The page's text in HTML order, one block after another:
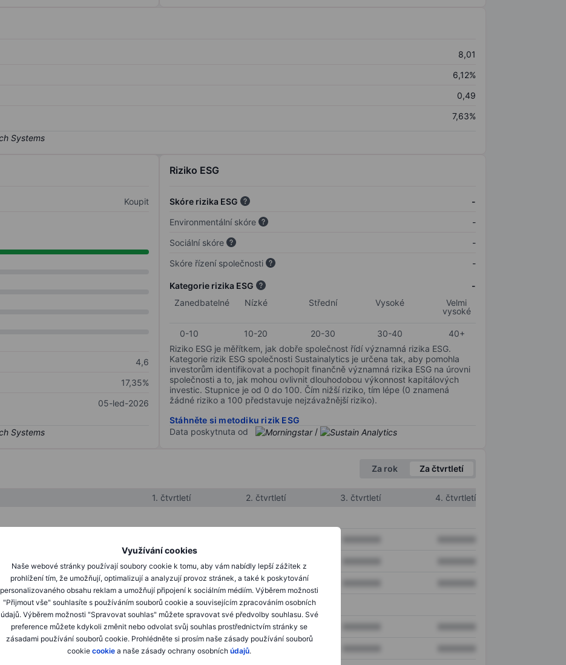
Využívání cookies
Naše webové stránky používají soubory cookie k tomu, aby vám nabídly lepší zážitek z
prohlížení tím, že umožňují, optimalizují a analyzují provoz stránek, a také k poskytování
personalizovaného obsahu reklam a umožňují připojení k sociálním médiím. Výběrem možnosti
"Přijmout vše" souhlasíte s používáním souborů cookie a souvisejícím zpracováním osobních
údajů. Výběrem možnosti "Spravovat souhlas" můžete spravovat své předvolby souhlasu. Své
preference můžete kdykoli změnit nebo odvolat svůj souhlas prostřednictvím stránky se
zásadami používání souborů cookie. Prohlédněte si prosím naše zásady používání souborů
cookie cookie a naše zásady ochrany osobních údajů.
8,01
6,12%
0,49
7,63%
Koupit
4,6
17,35%
05-led-2026
Riziko ESG
Skóre rizika ESG
-
Environmentální skóre
-
Sociální skóre
-
Skóre řízení společnosti
-
Kategorie rizika ESG
-
Zanedbatelné
Nízké Střední Vysoké
Velmi
vysoké
0-10 10-20 20-30 30-40
40+
Riziko ESG je měřítkem, jak dobře společnost řídí významná rizika ESG.
Kategorie rizik ESG společnosti Sustainalytics je určena tak, aby pomohla
investorům identifikovat a pochopit finančně významná rizika ESG na úrovni
společnosti a to, jak mohou ovlivnit dlouhodobou výkonnost kapitálových
investic. Stupnice je od 0 do 100. Čím nižší riziko, tím lépe (0 znamená
žádné riziko a 100 představuje nejzávažnější riziko).
Stáhněte si metodiku rizik ESG
Data poskytnuta od
/
Za rok Za čtvrtletí
1. čtvrtletí 2. čtvrtletí 3. čtvrtletí
4. čtvrtletí
XXXXXXX XXXXXXX
XXXXXXX XXXXXXX
XXXXXXX XXXXXXX
XXXXXXX XXXXXXX